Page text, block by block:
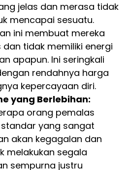
jelas dan merasa tidak
mencapai sesuatu.
ini membuat mereka
tidak memiliki energi
apapun. Ini seringkali
rendahnya harga
kepercayaan diri.
yang Berlebihan:
orang pemalas
yang sangat
akan kegagalan dan
melakukan segala
sempurna justru